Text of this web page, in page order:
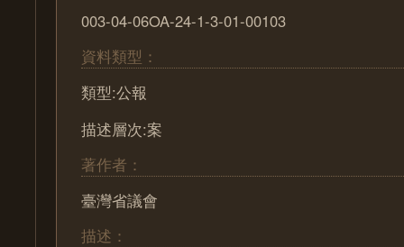
003-04-06OA-24-1-3-01-00103
資料類型：
類型:公報
描述層次:案
著作者：
臺灣省議會
描述：